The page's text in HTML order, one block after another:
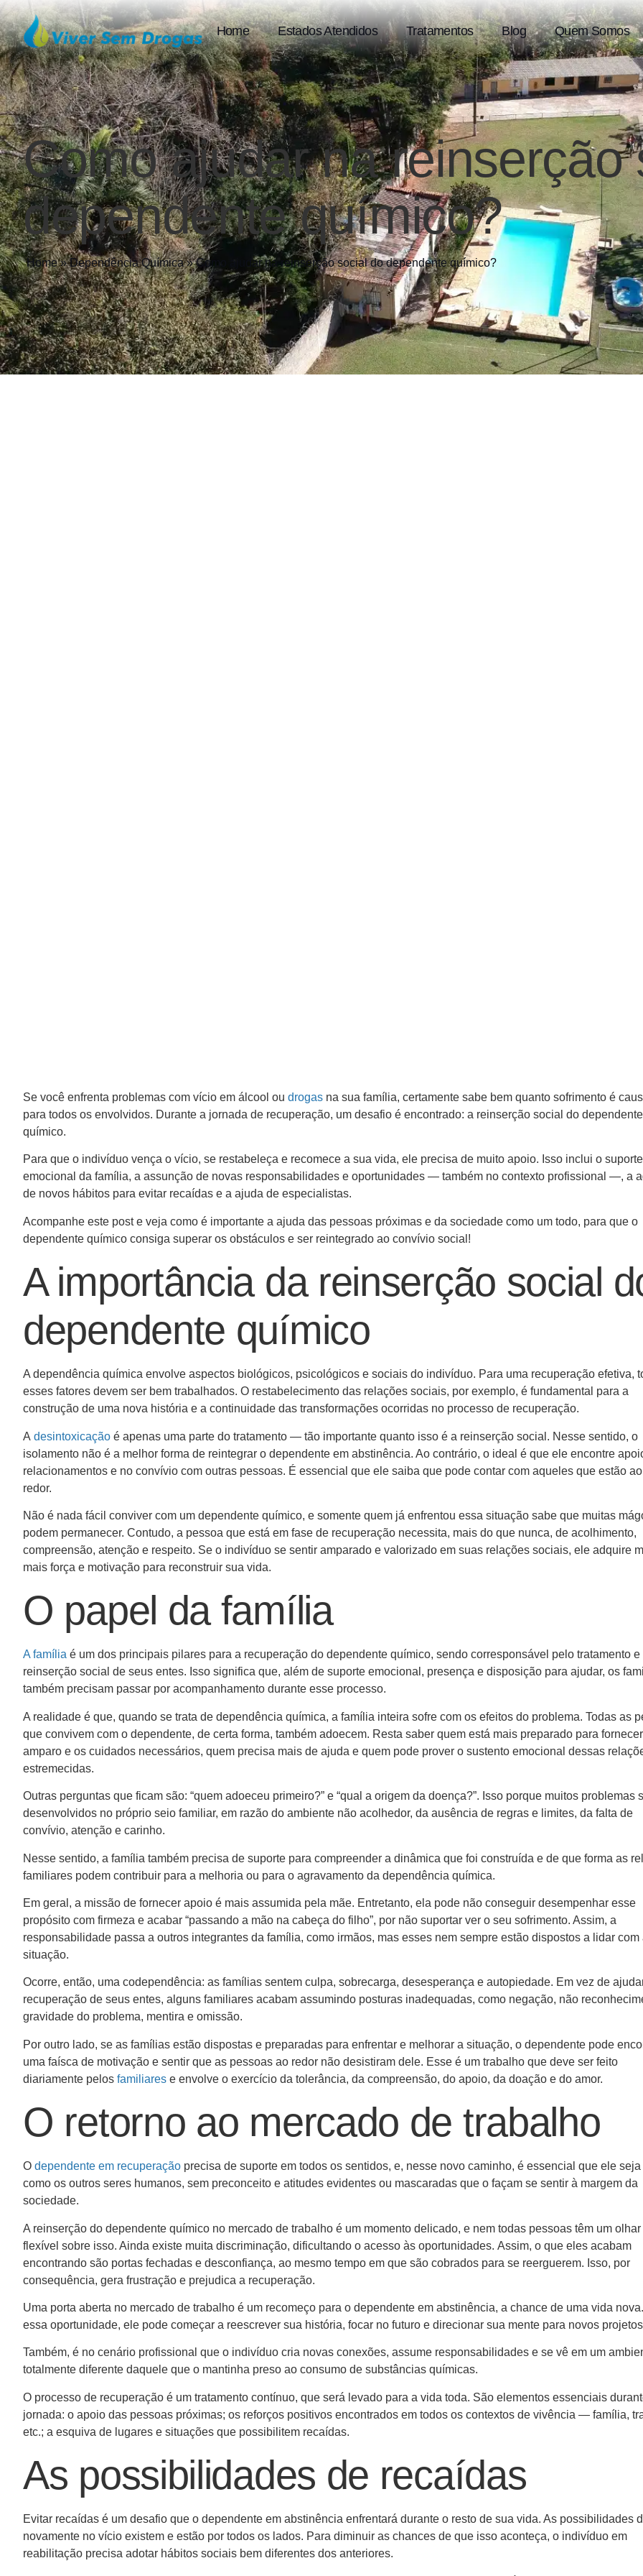
Home Estados Atendidos Tratamentos Blog Quem Somos
Como ajudar na reinserção
dependente químico?
Home»Dependência Química»Como ajudar na reinserção social do dependente químico?
Se você enfrenta problemas com vício em álcool ou drogas na sua família, certamente sabe bem quanto sofrimento é
para todos os envolvidos. Durante a jornada de recuperação, um desafio é encontrado: a reinserção social do dependente
químico.
Para que o indivíduo vença o vício, se restabeleça e recomece a sua vida, ele precisa de muito apoio. Isso inclui o suporte
emocional da família, a assunção de novas responsabilidades e oportunidades — também no contexto profissional —, a
de novos hábitos para evitar recaídas e a ajuda de especialistas.
Acompanhe este post e veja como é importante a ajuda das pessoas próximas e da sociedade como um todo, para que o
dependente químico consiga superar os obstáculos e ser reintegrado ao convívio social!
A importância da reinserção social
dependente químico
A dependência química envolve aspectos biológicos, psicológicos e sociais do indivíduo. Para uma recuperação efetiva,
esses fatores devem ser bem trabalhados. O restabelecimento das relações sociais, por exemplo, é fundamental para a
construção de uma nova história e a continuidade das transformações ocorridas no processo de recuperação.
A desintoxicação é apenas uma parte do tratamento — tão importante quanto isso é a reinserção social. Nesse sentido, o
isolamento não é a melhor forma de reintegrar o dependente em abstinência. Ao contrário, o ideal é que ele encontre
relacionamentos e no convívio com outras pessoas. É essencial que ele saiba que pode contar com aqueles que estão
redor.
Não é nada fácil conviver com um dependente químico, e somente quem já enfrentou essa situação sabe que muitas
podem permanecer. Contudo, a pessoa que está em fase de recuperação necessita, mais do que nunca, de acolhimento,
compreensão, atenção e respeito. Se o indivíduo se sentir amparado e valorizado em suas relações sociais, ele adquire
mais força e motivação para reconstruir sua vida.
O papel da família
A família é um dos principais pilares para a recuperação do dependente químico, sendo corresponsável pelo tratamento e
reinserção social de seus entes. Isso significa que, além de suporte emocional, presença e disposição para ajudar, os
também precisam passar por acompanhamento durante esse processo.
A realidade é que, quando se trata de dependência química, a família inteira sofre com os efeitos do problema. Todas as
que convivem com o dependente, de certa forma, também adoecem. Resta saber quem está mais preparado para
amparo e os cuidados necessários, quem precisa mais de ajuda e quem pode prover o sustento emocional dessas
estremecidas.
Outras perguntas que ficam são: “quem adoeceu primeiro?” e “qual a origem da doença?”. Isso porque muitos problemas
desenvolvidos no próprio seio familiar, em razão do ambiente não acolhedor, da ausência de regras e limites, da falta de
convívio, atenção e carinho.
Nesse sentido, a família também precisa de suporte para compreender a dinâmica que foi construída e de que forma as
familiares podem contribuir para a melhoria ou para o agravamento da dependência química.
Em geral, a missão de fornecer apoio é mais assumida pela mãe. Entretanto, ela pode não conseguir desempenhar esse
propósito com firmeza e acabar “passando a mão na cabeça do filho”, por não suportar ver o seu sofrimento. Assim, a
responsabilidade passa a outros integrantes da família, como irmãos, mas esses nem sempre estão dispostos a lidar com
situação.
Ocorre, então, uma codependência: as famílias sentem culpa, sobrecarga, desesperança e autopiedade. Em vez de
recuperação de seus entes, alguns familiares acabam assumindo posturas inadequadas, como negação, não
gravidade do problema, mentira e omissão.
Por outro lado, se as famílias estão dispostas e preparadas para enfrentar e melhorar a situação, o dependente pode
uma faísca de motivação e sentir que as pessoas ao redor não desistiram dele. Esse é um trabalho que deve ser feito
diariamente pelos familiares e envolve o exercício da tolerância, da compreensão, do apoio, da doação e do amor.
O retorno ao mercado de trabalho
O dependente em recuperação precisa de suporte em todos os sentidos, e, nesse novo caminho, é essencial que ele seja
como os outros seres humanos, sem preconceito e atitudes evidentes ou mascaradas que o façam se sentir à margem da
sociedade.
A reinserção do dependente químico no mercado de trabalho é um momento delicado, e nem todas pessoas têm um olhar
flexível sobre isso. Ainda existe muita discriminação, dificultando o acesso às oportunidades. Assim, o que eles acabam
encontrando são portas fechadas e desconfiança, ao mesmo tempo em que são cobrados para se reerguerem. Isso, por
consequência, gera frustração e prejudica a recuperação.
Uma porta aberta no mercado de trabalho é um recomeço para o dependente em abstinência, a chance de uma vida
essa oportunidade, ele pode começar a reescrever sua história, focar no futuro e direcionar sua mente para novos
Também, é no cenário profissional que o indivíduo cria novas conexões, assume responsabilidades e se vê em um
totalmente diferente daquele que o mantinha preso ao consumo de substâncias químicas.
O processo de recuperação é um tratamento contínuo, que será levado para a vida toda. São elementos essenciais
jornada: o apoio das pessoas próximas; os reforços positivos encontrados em todos os contextos de vivência — família,
etc.; a esquiva de lugares e situações que possibilitem recaídas.
As possibilidades de recaídas
Evitar recaídas é um desafio que o dependente em abstinência enfrentará durante o resto de sua vida. As possibilidades
novamente no vício existem e estão por todos os lados. Para diminuir as chances de que isso aconteça, o indivíduo em
reabilitação precisa adotar hábitos sociais bem diferentes dos anteriores.